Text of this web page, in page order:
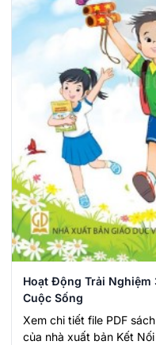
Hoạt Động Trải
Cuộc Sống
Xem chi tiết file PDF
của nhà xuất bản Kết